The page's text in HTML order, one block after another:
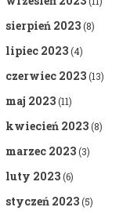
sierpień 2023(8)
lipiec 2023(4)
czerwiec 2023(13)
maj 2023(11)
kwiecień 2023(8)
marzec 2023(3)
luty 2023(6)
styczeń 2023(5)